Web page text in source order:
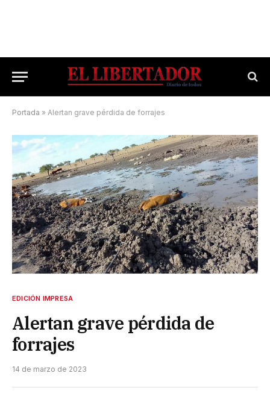
Portada » Alertan grave pérdida de forrajes
EDICIÓN IMPRESA
Alertan grave pérdida de
forrajes
14 de marzo de 2023